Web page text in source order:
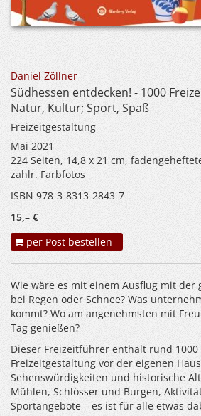
Daniel Zöllner
Südhessen entdecken! - 1000
Natur, Kultur; Sport, Spaß
Freizeitgestaltung
Mai 2021
224 Seiten, 14,8 x 21 cm,
zahlr. Farbfotos
ISBN 978-3-8313-2843-7
15,– €
per Post bestellen
Wie wäre es mit einem Ausflug mit der
bei Regen oder Schnee? Was
kommt? Wo am angenehmsten mit
Tag genießen?
Dieser Freizeitführer enthält rund
Freizeitgestaltung vor der eigenen
Sehenswürdigkeiten und historische
Mühlen, Schlösser und Burgen,
Sportangebote – es ist für alle etwas